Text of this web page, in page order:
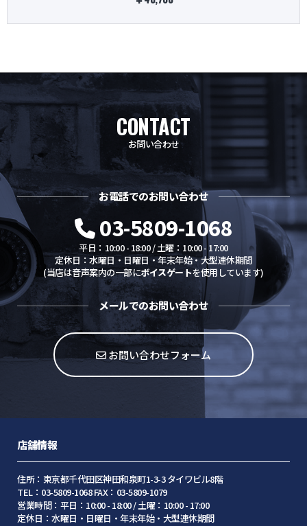
CONTACT
お問い合わせ
お電話でのお問い合わせ
03-5809-1068
平日：10:00 - 18:00 / 土曜：10:00 - 17:00
定休日：水曜日・日曜日・年末年始・大型連休期間
(当店は音声案内の一部にボイスゲートを使用しています)
メールでのお問い合わせ
お問い合わせフォーム
店舗情報
住所：東京都千代田区神田和泉町1-3-3 タイワビル8階
TEL：03-5809-1068 FAX：03-5809-1079
営業時間：平日：10:00 - 18:00 / 土曜：10:00 - 17:00
定休日：水曜日・日曜日・年末年始・大型連休期間